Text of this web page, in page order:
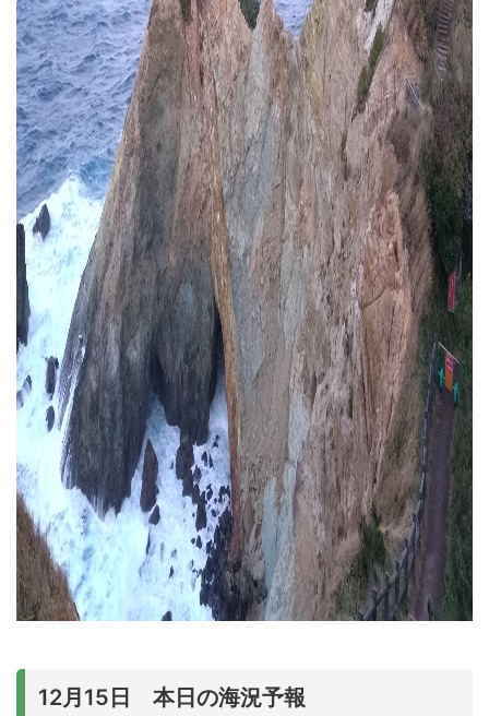
12月15日 本日の海況予報